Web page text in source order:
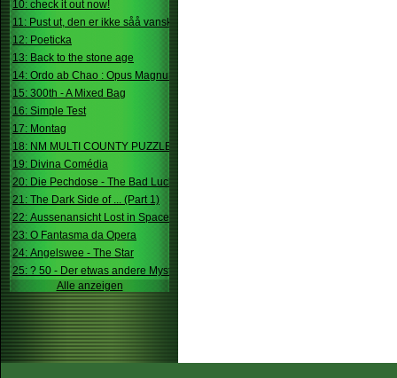
10: check it out now!
11: Pust ut, den er ikke såå vanskelig.
12: Poeticka
13: Back to the stone age
14: Ordo ab Chao : Opus Magnum
15: 300th - A Mixed Bag
16: Simple Test
17: Montag
18: NM MULTI COUNTY PUZZLE
19: Divina Comédia
20: Die Pechdose - The Bad Luck Box
21: The Dark Side of ... (Part 1)
22: Aussenansicht Lost in Space
23: O Fantasma da Opera
24: Angelswee - The Star
25: ? 50 - Der etwas andere Mystery
Alle anzeigen